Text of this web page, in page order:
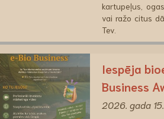
kartupeļus,
vai ražo citus
Tev.
Iespēja
Business
2026. gada